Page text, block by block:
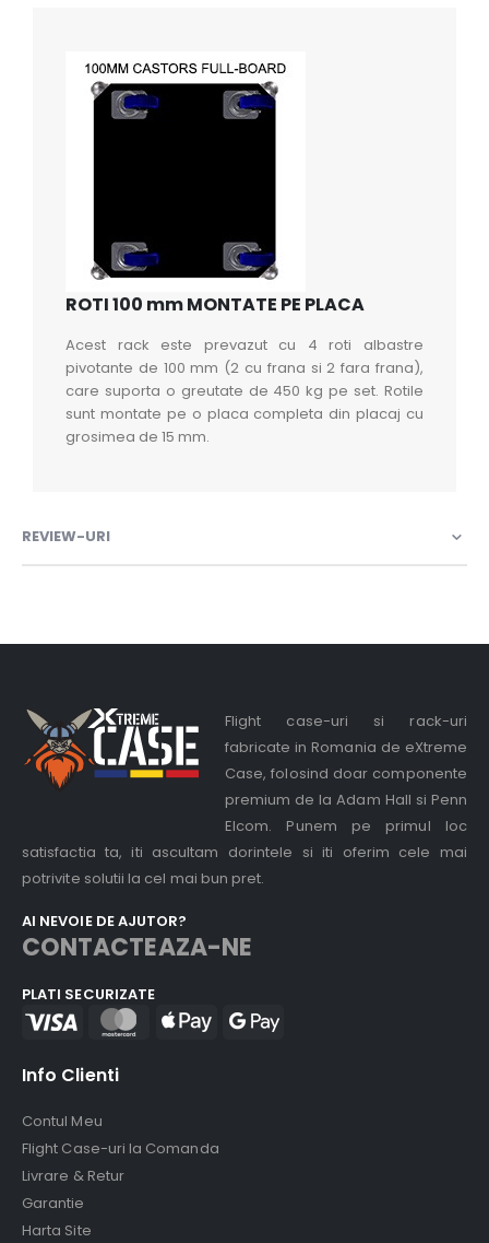
ROTI 100 mm MONTATE PE PLACA
Acest rack este prevazut cu 4 roti albastre
pivotante de 100 mm (2 cu frana si 2 fara frana),
care suporta o greutate de 450 kg pe set. Rotile
sunt montate pe o placa completa din placaj cu
grosimea de 15 mm.
REVIEW-URI
Flight case-uri si rack-uri
fabricate in Romania de eXtreme
Case, folosind doar componente
premium de la Adam Hall si Penn
Elcom. Punem pe primul loc
satisfactia ta, iti ascultam dorintele si iti oferim cele mai
potrivite solutii la cel mai bun pret.
AI NEVOIE DE AJUTOR?
CONTACTEAZA-NE
PLATI SECURIZATE
Info Clienti
Contul Meu
Flight Case-uri la Comanda
Livrare & Retur
Garantie
Harta Site